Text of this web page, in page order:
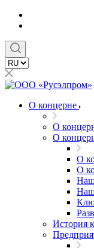
О концерне
О
О
О
О
Наш
История